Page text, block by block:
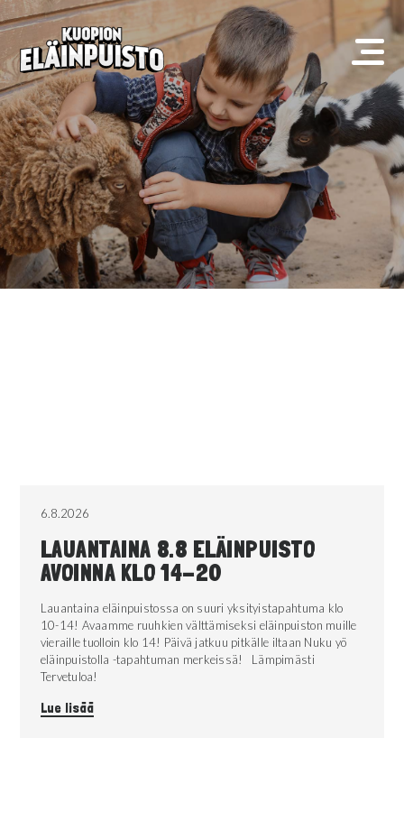
6.8.2026
LAUANTAINA 8.8 ELÄINPUISTO
AVOINNA KLO 14-20
Lauantaina eläinpuistossa on suuri yksityistapahtuma klo
10-14! Avaamme ruuhkien välttämiseksi eläinpuiston muille
vieraille tuolloin klo 14! Päivä jatkuu pitkälle iltaan Nuku yö
eläinpuistolla -tapahtuman merkeissä! Lämpimästi
Tervetuloa!
Lue lisää